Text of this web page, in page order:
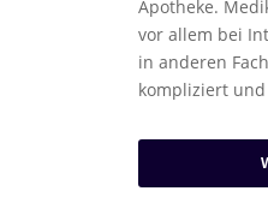
Apotheke.
vor allem bei
in anderen
kompliziert